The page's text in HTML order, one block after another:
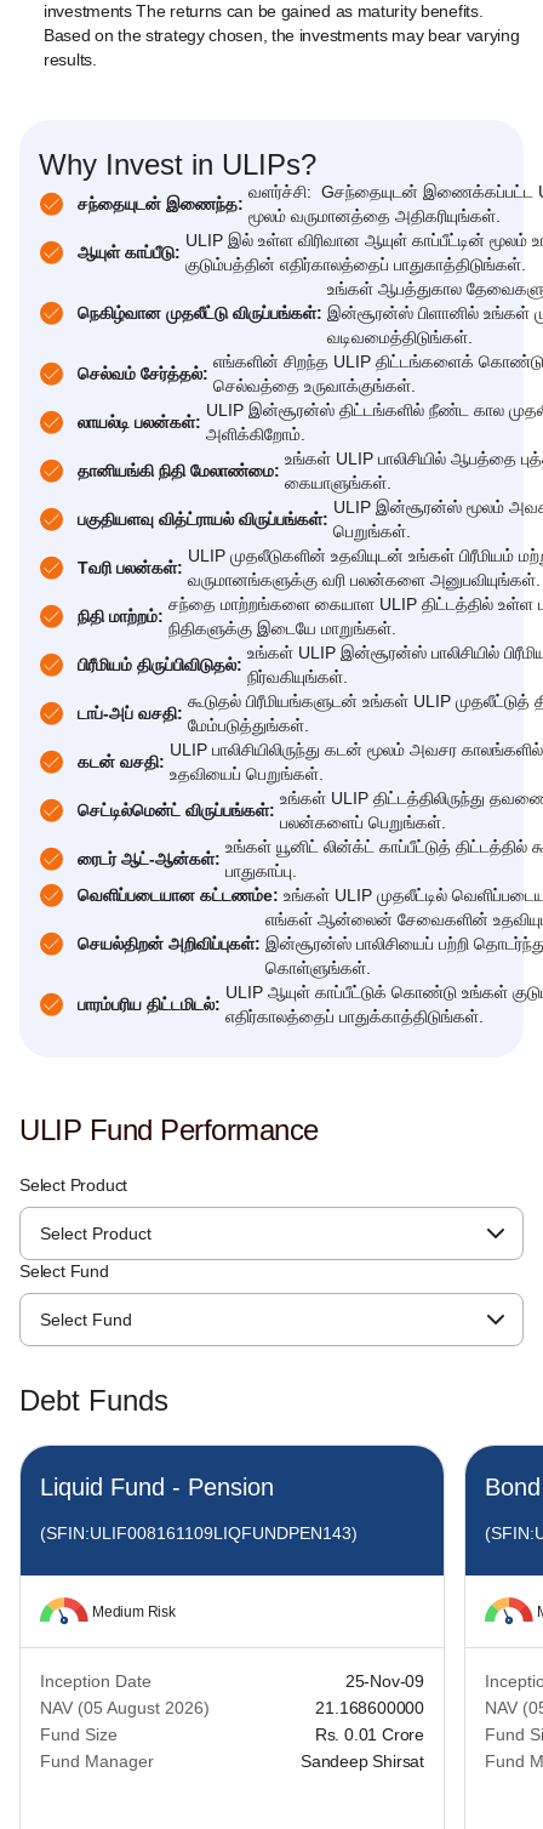
investments The returns can be gained as maturity benefits.
Based on the strategy chosen, the investments may bear varying
results.
Why Invest in ULIPs?
சந்தையுடன் இணைந்த:
வளர்ச்சி: Gசந்தையுடன் இணைக்கப்பட்ட
மூலம் வருமானத்தை அதிகரியுங்கள்.
ஆயுள் காப்பீடு:
ULIP இல் உள்ள விரிவான ஆயுள் காப்பீட்டின் மூலம்
குடும்பத்தின் எதிர்காலத்தைப் பாதுகாத்திடுங்கள்.
நெகிழ்வான முதலீட்டு விருப்பங்கள்:
உங்கள் ஆபத்துகால
இன்சூரன்ஸ் பிளானில் உங்கள்
வடிவமைத்திடுங்கள்.
செல்வம் சேர்த்தல்:
எங்களின் சிறந்த ULIP திட்டங்களைக்
செல்வத்தை உருவாக்குங்கள்.
லாயல்டி பலன்கள்:
ULIP இன்சூரன்ஸ் திட்டங்களில் நீண்ட கால
அளிக்கிறோம்.
தானியங்கி நிதி மேலாண்மை:
உங்கள் ULIP பாலிசியில் ஆபத்தை
கையாளுங்கள்.
பகுதியளவு வித்ட்ராயல் விருப்பங்கள்:
ULIP இன்சூரன்ஸ் மூலம்
பெறுங்கள்.
Tவரி பலன்கள்:
ULIP முதலீடுகளின் உதவியுடன் உங்கள் பிரீமியம்
வருமானங்களுக்கு வரி பலன்களை அனுபவியுங்கள்.
நிதி மாற்றம்:
சந்தை மாற்றங்களை கையாள ULIP திட்டத்தில் உள்ள
நிதிகளுக்கு இடையே மாறுங்கள்.
பிரீமியம் திருப்பிவிடுதல்:
உங்கள் ULIP இன்சூரன்ஸ் பாலிசியில்
நிர்வகியுங்கள்.
டாப்-அப் வசதி:
கூடுதல் பிரீமியங்களுடன் உங்கள் ULIP முதலீட்டுத்
மேம்படுத்துங்கள்.
கடன் வசதி:
ULIP பாலிசியிலிருந்து கடன் மூலம் அவசர காலங்களில்
உதவியைப் பெறுங்கள்.
செட்டில்மென்ட் விருப்பங்கள்:
உங்கள் ULIP திட்டத்திலிருந்து
பலன்களைப் பெறுங்கள்.
ரைடர் ஆட்-ஆன்கள்:
உங்கள் யூனிட் லின்க்ட் காப்பீட்டுத் திட்டத்தில்
பாதுகாப்பு.
வெளிப்படையான கட்டணம்e: உங்கள் ULIP முதலீட்டில்
செயல்திறன் அறிவிப்புகள்:
எங்கள் ஆன்லைன் சேவைகளின்
இன்சூரன்ஸ் பாலிசியைப் பற்றி தொடர்ந்து
கொள்ளுங்கள்.
பாரம்பரிய திட்டமிடல்:
ULIP ஆயுள் காப்பீட்டுக் கொண்டு உங்கள்
எதிர்காலத்தைப் பாதுக்காத்திடுங்கள்.
ULIP Fund Performance
Select Product
Select Product
Select Fund
Select Fund
Debt Funds
Liquid Fund - Pension
(SFIN:ULIF008161109LIQFUNDPEN143)
Medium Risk
Inception Date
25-Nov-09
NAV (05 August 2026)
21.168600000
Fund Size
Rs. 0.01 Crore
Fund Manager
Sandeep Shirsat
NAV
Fund
Fund